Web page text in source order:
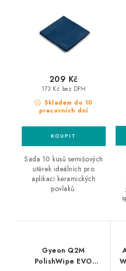
Skladem do 10
pracovních dní
173 Kč bez DPH
209 Kč
Sada 10 kusů semišových
utěrek ideálních pro
aplikaci keramických
povlaků.
Gyeon Q2M
PolishWipe EVO